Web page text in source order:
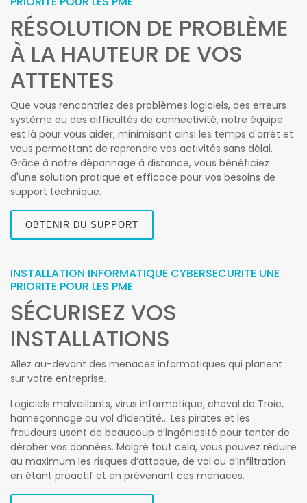
RÉSOLUTION DE PROBLÈME
À LA HAUTEUR DE VOS
ATTENTES
Que vous rencontriez des problèmes logiciels, des erreurs
système ou des difficultés de connectivité, notre équipe
est là pour vous aider, minimisant ainsi les temps d'arrêt et
vous permettant de reprendre vos activités sans délai.
Grâce à notre dépannage à distance, vous bénéficiez
d'une solution pratique et efficace pour vos besoins de
support technique.
OBTENIR DU SUPPORT
INSTALLATION INFORMATIQUE CYBERSECURITE UNE
PRIORITE POUR LES PME
SÉCURISEZ VOS
INSTALLATIONS
Allez au-devant des menaces informatiques qui planent
sur votre entreprise.
Logiciels malveillants, virus informatique, cheval de Troie,
hameçonnage ou vol d’identité… Les pirates et les
fraudeurs usent de beaucoup d’ingéniosité pour tenter de
dérober vos données. Malgré tout cela, vous pouvez réduire
au maximum les risques d’attaque, de vol ou d’infiltration
en étant proactif et en prévenant ces menaces.